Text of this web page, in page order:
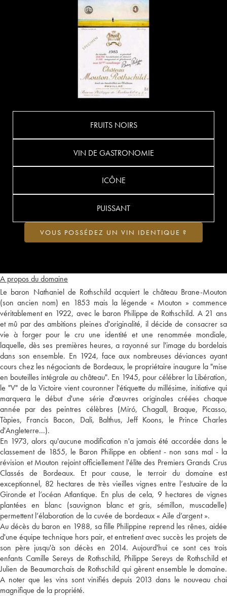
A propos du domaine
Le baron Nathaniel de Rothschild acquiert le château Brane-Mouton
(son ancien nom) en 1853 mais la légende « Mouton » commence
véritablement en 1922, avec le baron Philippe de Rothschild. A 21 ans
et mû par des ambitions pleines d'originalité, il décide de consacrer sa
vie à forger pour le cru une identité et une renommée mondiale,
laquelle, dès ses premières heures, a rayonné sur l'image du bordelais
dans son ensemble. En 1924, face aux nombreuses déviances ayant
cours chez les négociants de Bordeaux, le propriétaire inaugure la "mise
en bouteilles intégrale au château". En 1945, pour célébrer la Libération,
le "V" de la Victoire vient couronner l'étiquette du millésime, initiative qui
marquera le début d'une série d'œuvres originales créées chaque
année par des peintres célèbres (Miró, Chagall, Braque, Picasso,
Tàpies, Francis Bacon, Dali, Balthus, Jeff Koons, le Prince Charles
d'Angleterre...).
En 1973, alors qu'aucune modification n'a jamais été accordée dans le
classement de 1855, le Baron Philippe en obtient - non sans mal - la
révision et Mouton rejoint officiellement l'élite des Premiers Grands Crus
Classés de Bordeaux. Et pour cause, le terroir du domaine est
exceptionnel, 82 hectares de très vieilles vignes entre l’estuaire de la
Gironde et l’océan Atlantique. En plus de cela, 9 hectares de vignes
plantées en blanc (sauvignon blanc et gris, sémillon, muscadelle)
permettent l’élaboration de la cuvée de bordeaux « Aile d’argent ».
Au décès du baron en 1988, sa fille Philippine reprend les rênes, aidée
d'une équipe technique hors pair, et entretient avec succès les projets de
son père jusqu'à son décès en 2014. Aujourd'hui ce sont ces trois
enfants Camille Sereys de Rothschild, Philippe Sereys de Rothschild et
Julien de Beaumarchais de Rothschild qui gèrent ensemble le domaine.
A noter que les vins sont vinifiés depuis 2013 dans le nouveau chai
magnifique de la propriété.
FRUITS NOIRS
VIN DE GASTRONOMIE
ICÔNE
PUISSANT
VOUS POSSÉDEZ UN VIN IDENTIQUE ?